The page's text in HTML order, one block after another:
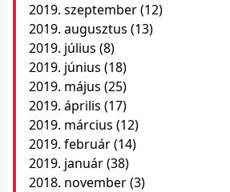
2019. szeptember(12)
2019. augusztus (13)
2019. július (8)
2019. június (18)
2019. május (25)
2019. április (17)
2019. március (12)
2019. február(14)
2019. január(38)
2018. november(3)